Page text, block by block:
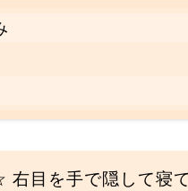
目を手で隠して寝